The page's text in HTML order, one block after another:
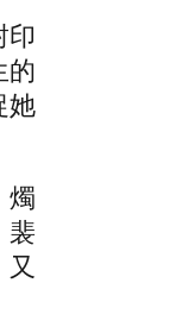
印
的
她
燭
裴